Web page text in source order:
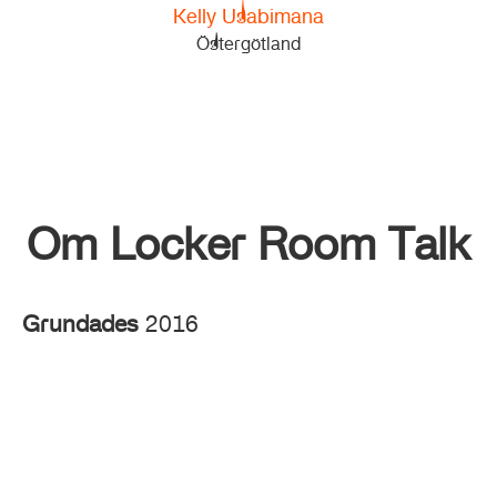
Kelly Usabimana
Östergötland
Om Locker Room Talk
Grundades 2016